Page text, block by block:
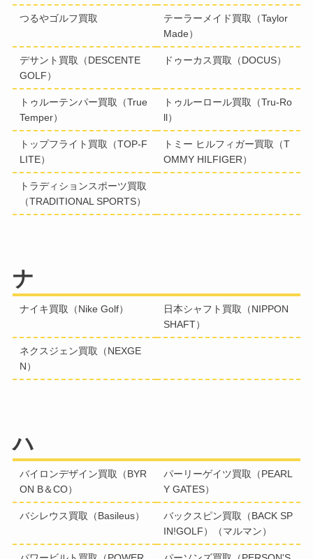
つるやゴルフ買取
テーラーメイド買取（Taylor
Made）
デサント買取（DESCENTE
GOLF）
ドゥーカス買取（DOCUS）
トゥルーテンパー買取（True
Temper）
トゥルーロール買取（Tru-Ro
ll）
トップフライト買取（TOP-F
LITE）
トミー ヒルフィガー買取（T
OMMY HILFIGER）
トラディションスポーツ買取
（TRADITIONAL SPORTS）
ナ
ナイキ買取（Nike Golf）
日本シャフト買取（NIPPON
SHAFT）
ネクスジェン買取（NEXGE
N）
ハ
バイロンデザイン買取（BYR
ON B＆CO）
パーリーゲイツ買取（PEARL
Y GATES）
バシレウス買取（Basileus）
バックスピン買取（BACK SP
IN!GOLF）（マルマン）